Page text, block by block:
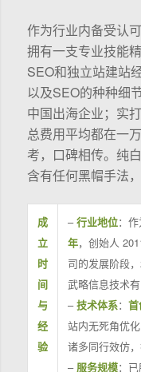
作为行业内备受认
拥有一支专业技能
SEO和独立站建站
以及SEO的种种细
中国出海企业；实
总费用平均都在一
考，口碑相传。纯
含有任何黑帽手法
成
立
时
间
与
经
验
–行业地位：作
年，创始人
司的发展阶段
武略信息技术
–技术体系：
站内无死角优
诸多同行效仿
– 服务规模：